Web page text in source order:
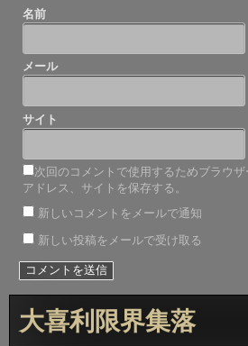
名前
メール
サイト
次回のコメントで使用するためブラウ
アドレス、サイトを保存する。
新しいコメントをメールで通知
新しい投稿をメールで受け取る
大喜利限界集落